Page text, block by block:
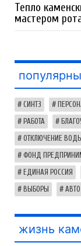
Тепло
мастером
СИНТЗ
РАБОТА
ОТКЛЮЧЕНИЕ ВОДЫ
ФОНД
ЕДИНАЯ РОССИЯ
ВЫБОРЫ АВТО
жизнь